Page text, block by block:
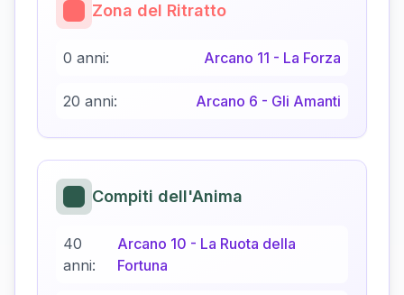
Zona del Ritratto
0 anni: Arcano 11 - La Forza
20 anni: Arcano 6 - Gli Amanti
Compiti dell'Anima
40
anni:
Arcano 10 - La Ruota della
Fortuna